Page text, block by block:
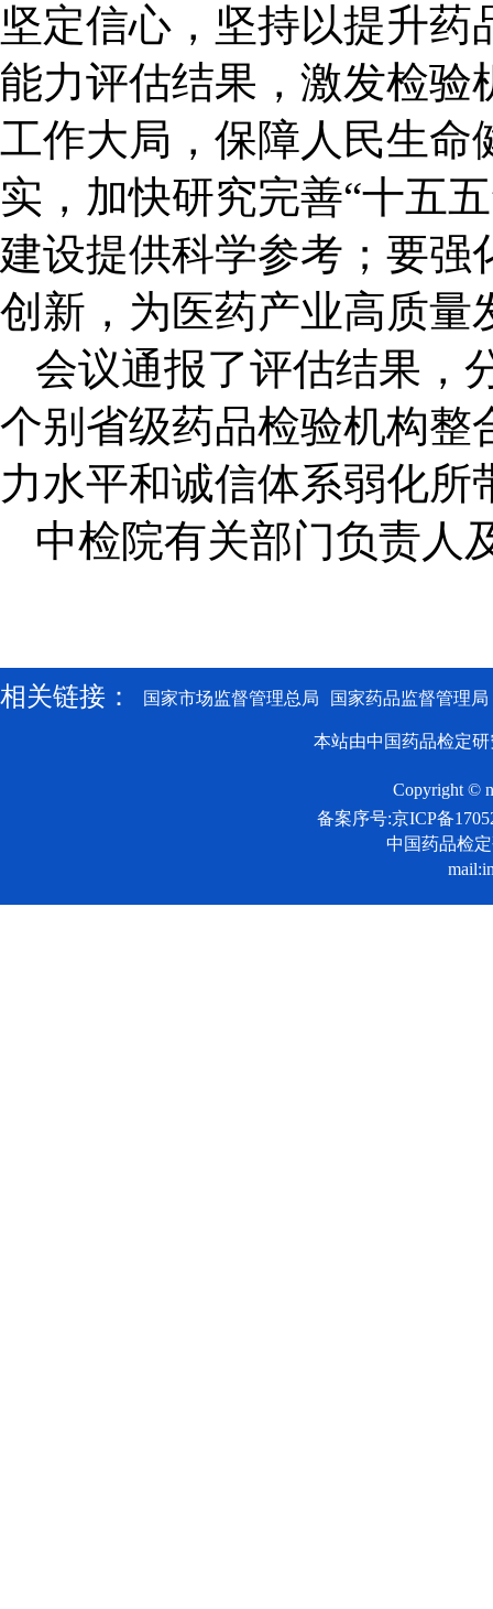
坚定信心，坚持以提升
能力评估结果，激发检验
工作大局，保障人民生命
实，加快研究完善“十五
建设提供科学参考；要强
创新，为医药产业高质量
会议通报了评估结果，
个别省级药品检验机构整
力水平和诚信体系弱化
中检院有关部门负责人
相关链接： 国家市场监督管理总局 国家药品监督管理局
本站由中国药品检定
Copyright ©
备案序号:京ICP备
中国药品检